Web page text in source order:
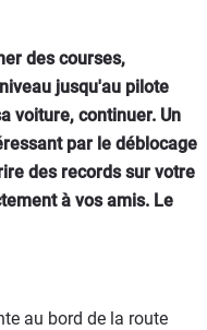
des courses,
jusqu'au pilote
voiture, continuer. Un
par le déblocage
des records sur votre
à vos amis. Le
au bord de la route